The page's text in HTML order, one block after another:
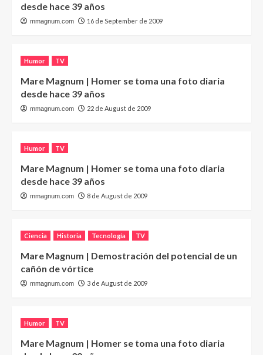
desde hace 39 años
mmagnum.com 16 de September de 2009
Humor TV
Mare Magnum | Homer se toma una foto diaria
desde hace 39 años
mmagnum.com 22 de August de 2009
Humor TV
Mare Magnum | Homer se toma una foto diaria
desde hace 39 años
mmagnum.com 8 de August de 2009
Ciencia Historia Tecnología TV
Mare Magnum | Demostración del potencial de un
cañón de vórtice
mmagnum.com 3 de August de 2009
Humor TV
Mare Magnum | Homer se toma una foto diaria